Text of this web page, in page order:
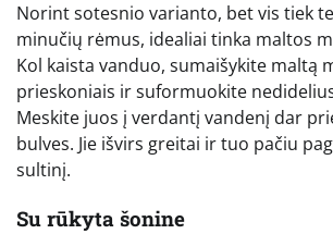
Norint sotesnio varianto, bet vis tiek
minučių rėmus, idealiai tinka maltos
Kol kaista vanduo, sumaišykite maltą
prieskoniais ir suformuokite
Meskite juos į verdantį vandenį dar
bulves. Jie išvirs greitai ir tuo pačiu
sultinį.
Su rūkyta šonine